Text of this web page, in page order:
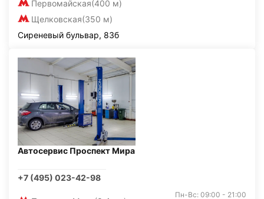
Первомайская(400 м)
Щелковская(350 м)
Сиреневый бульвар, 83б
Автосервис Проспект Мира
+7 (495) 023-42-98
Пн-Вс: 09:00 - 21:00